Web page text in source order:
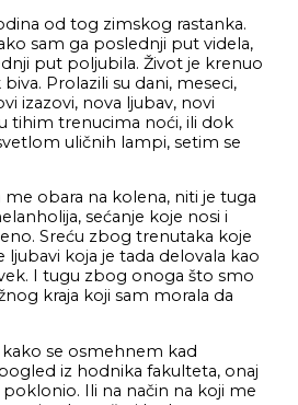
od tog zimskog rastanka.
sam ga poslednji put videla,
put poljubila. Život je krenuo
Prolazili su dani, meseci,
izazovi, nova ljubav, novi
tihim trenucima noći, ili dok
uličnih lampi, setim se
obara na kolena, niti je tuga
sećanje koje nosi i
Sreću zbog trenutaka koje
koja je tada delovala kao
I tugu zbog onoga što smo
kraja koji sam morala da
se osmehnem kad
iz hodnika fakulteta, onaj
Ili na način na koji me